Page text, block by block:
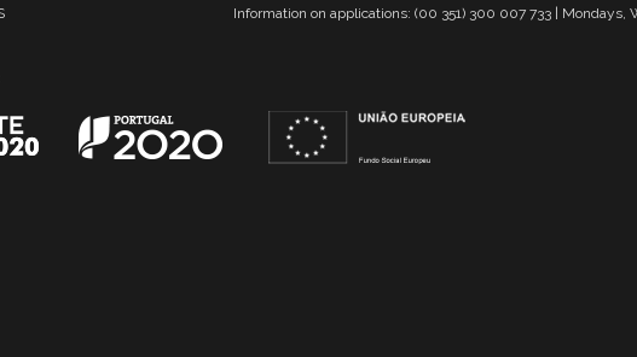
Information on applications: (00 351) 300 007 733 |